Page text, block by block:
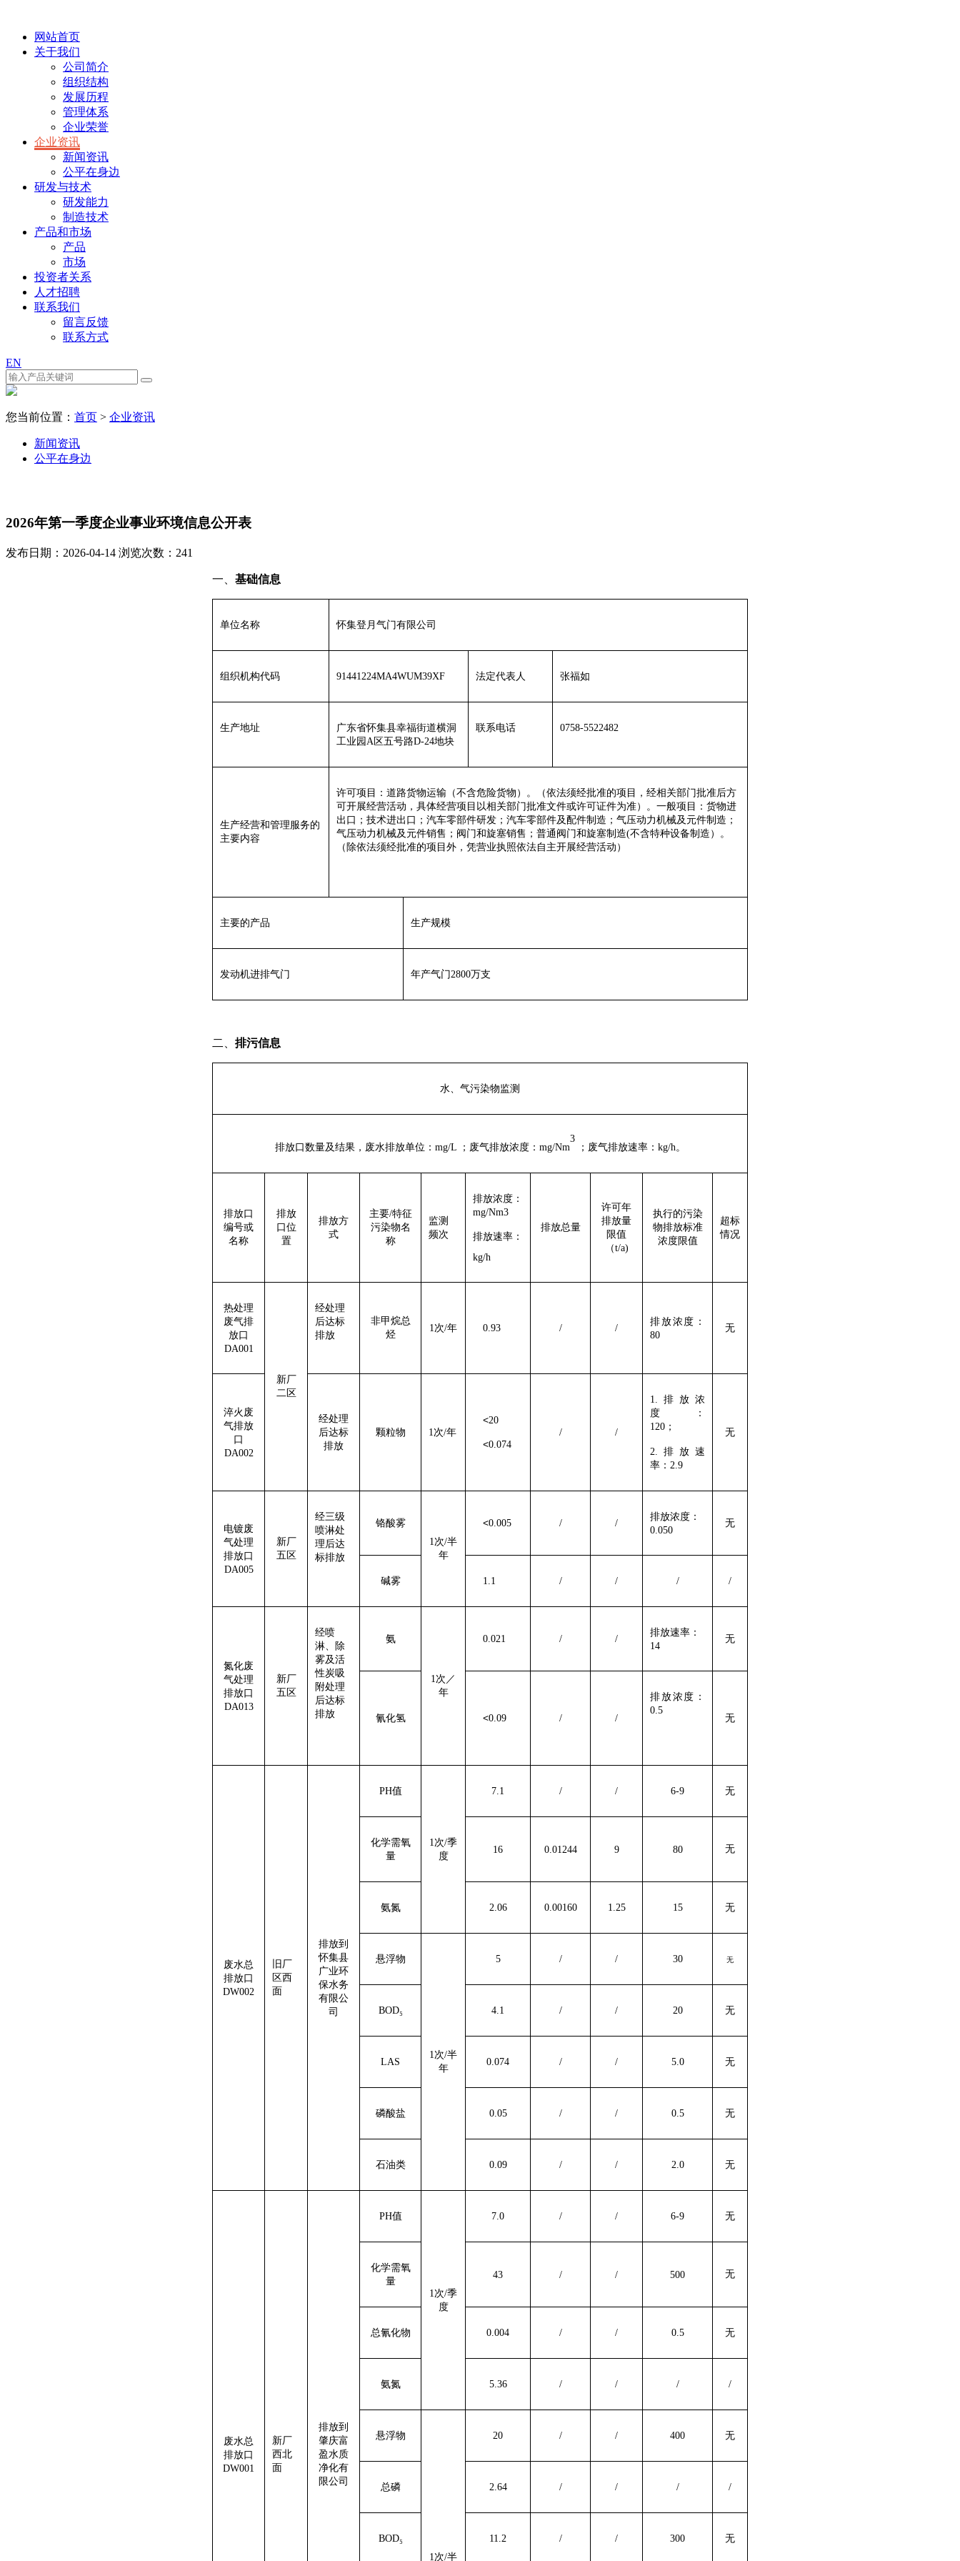
网站首页
关于我们
公司简介
组织结构
发展历程
管理体系
企业荣誉
企业资讯
新闻资讯
公平在身边
研发与技术
研发能力
制造技术
产品和市场
产品
市场
投资者关系
人才招聘
联系我们
留言反馈
联系方式
EN
您当前位置： 首页 > 企业资讯
新闻资讯
公平在身边
2026年第一季度企业事业环境信息公开表
发布日期：2026-04-14 浏览次数： 241
一、 基础信息
单位名称 怀集登月气门有限公司
组织机构代码 91441224MA4WUM39XF 法定代表人 张福如
生产地址 广东省怀集县幸福街道横洞
工业园 A 区五号路D-24地块
联系电话 0758-5522482
生产经营和管理服务的
主要内容
许可项目： 道路货物运输（不含危险货物）。（依法须经批准的项目，经相关部门批准后方
可开展经营活动，具体经营项目以相关部门批准文件或许可证件为准）。一般项目：货物进
出口；技术进出口；汽车零部件研发；汽车零部件及配件制造；气压动力机械及元件制造；
气压动力机械及元件销售；阀门和旋塞销售；普通阀门和旋塞制造(不含特种设备制造）。
（除依法须经批准的项目外，凭营业执照依法自主开展经营活动）
主要的产品 生产规模
发动机进排气门 年产气门2800万支
二、 排污信息
水、气污染物监测
排放口数量及结果， 废水排放单位： mg/L ； 废气排放浓度： mg/Nm
3
； 废气排放速率： kg/h 。
排放口
编号或
名称
排放
口位
置
排放方
式
主要/特征
污染物名
称
监测
频次
排放浓度 ：
mg/Nm3
排放速率：
kg/h
排放总量
许可年
排放量
限值
（t/a)
执行的污染
物排放标准
浓度限值
超标
情况
热处理
废气排
放口
DA001
新厂
二区
经处理
后达标
排放
非甲烷总
烃
1次/年 0.93 / /
排放浓度 ：
80
无
淬火废
气排放
口
DA002
经处理
后达标
排放
颗粒物 1次/年
<20
<0.074
/ /
1.排放浓
度
：
120；
2.排放速
率： 2.9
无
电镀废
气处理
排放口
DA005
新厂
五 区
经三级
喷淋处
理后达
标排放
铬酸雾
1次/半
年
<0.005 / /
排放浓度 ：
0.050
无
碱雾 1.1 / / / /
氮化废
气处理
排放口
DA013
新厂
五 区
经喷
淋、除
雾及活
性炭吸
附处理
后达标
排放
氨
1次／
年
0.021 / /
排放速率：
14
无
氰化氢 <0.09 / /
排放浓度：
0.5
无
废水总
排放口
DW002
旧厂
区西
面
排放到
怀集县
广业环
保水务
有限公
司
PH值
1次/季
度
7.1 / / 6-9 无
化学需氧
量
16 0.01244 9 80 无
氨氮 2.06 0.00160 1.25 15 无
悬浮物
1次/半
年
5 / / 30 无
BOD₅ 4.1 / / 20 无
LAS 0.074 / / 5.0 无
磷酸盐 0.05 / / 0.5 无
石油类 0.09 / / 2.0 无
废水总
排放口
DW001
新厂
西北
面
排放到
肇庆富
盈水质
净化有
限公司
PH值
1次/季
度
7.0 / / 6-9 无
化学需氧
量
43 / / 500 无
总氰化物 0.004 / / 0.5 无
氨氮 5.36 / / / /
悬浮物
1次/半
20 / / 400 无
总磷 2.64 / / / /
BOD₅ 11.2 / / 300 无